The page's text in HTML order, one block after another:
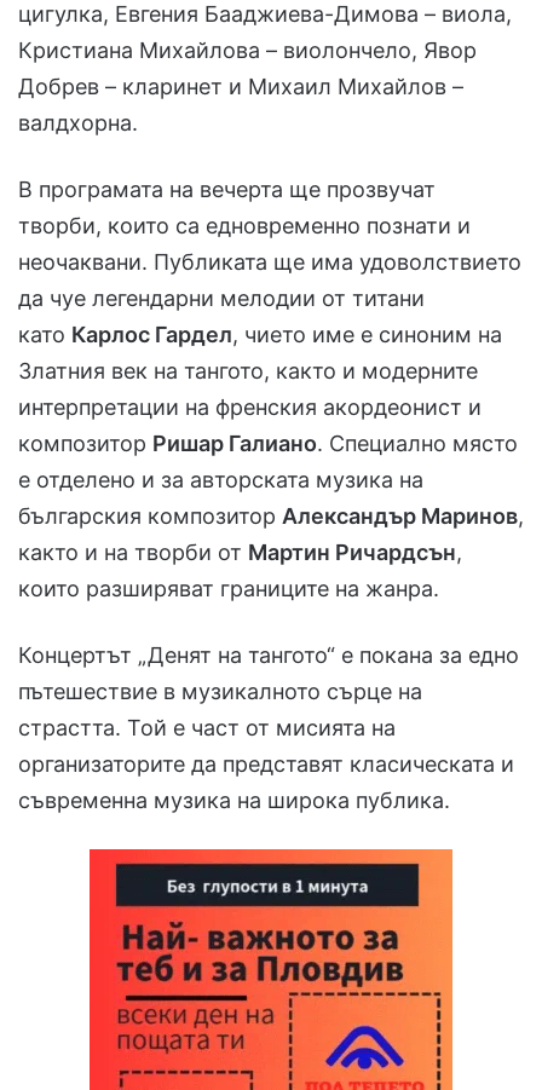
цигулка, Евгения Бааджиева-Димова – виола,
Кристиана Михайлова – виолончело, Явор
Добрев – кларинет и Михаил Михайлов –
валдхорна.
В програмата на вечерта ще прозвучат
творби, които са едновременно познати и
неочаквани. Публиката ще има удоволствието
да чуе легендарни мелодии от титани
като Карлос Гардел, чието име е синоним на
Златния век на тангото, както и модерните
интерпретации на френския акордеонист и
композитор Ришар Галиано. Специално място
е отделено и за авторската музика на
българския композитор Александър Маринов,
както и на творби от Мартин Ричардсън,
които разширяват границите на жанра.
Концертът „Денят на тангото“ е покана за едно
пътешествие в музикалното сърце на
страстта. Той е част от мисията на
организаторите да представят класическата и
съвременна музика на широка публика.